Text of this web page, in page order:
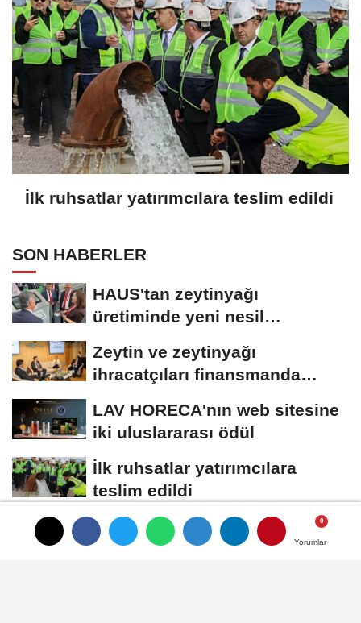
Yorumlar
Yorumlar
İlk ruhsatlar yatırımcılara teslim edildi
SON HABERLER
HAUS'tan zeytinyağı
üretiminde yeni nesil
Zeytin ve zeytinyağı
ihracatçıları finansmanda
LAV HORECA'nın web sitesine
iki uluslararası ödül
İlk ruhsatlar yatırımcılara
teslim edildi
TÜGİS, Gıda sanayisini
akademiyle buluşturuyor